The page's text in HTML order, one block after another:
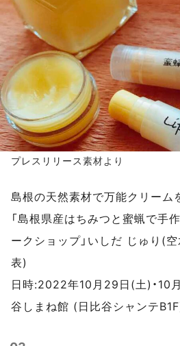
プレスリリース 素材より
島根の天然素材で万能クリーム
「島根県産はちみつと蜜蝋で手
ークショップ」いしだ じゅり(
表)
日時:2022年10月29日(土)・10
谷しまね館 (日比谷シャンテ